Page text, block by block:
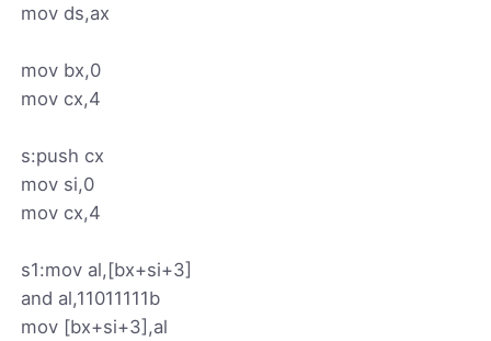
mov ds,ax
mov bx,0
mov cx,4
s:push cx
mov si,0
mov cx,4
s1:mov al,[bx+si+3]
and al,11011111b
mov [bx+si+3],al